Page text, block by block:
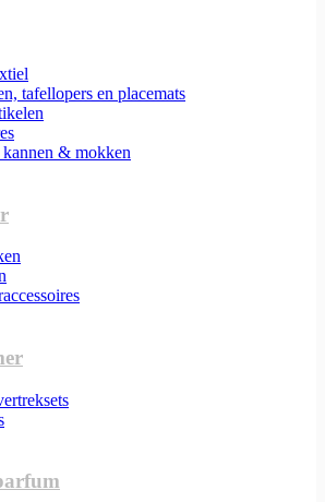
tafellopers en placemats
& mokken